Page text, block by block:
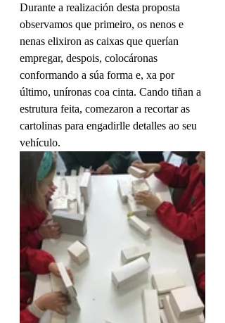
Durante a realización desta proposta
observamos que primeiro, os nenos e
nenas elixiron as caixas que querían
empregar, despois, colocáronas
conformando a súa forma e, xa por
último, uníronas coa cinta. Cando tiñan a
estrutura feita, comezaron a recortar as
cartolinas para engadirlle detalles ao seu
vehículo.